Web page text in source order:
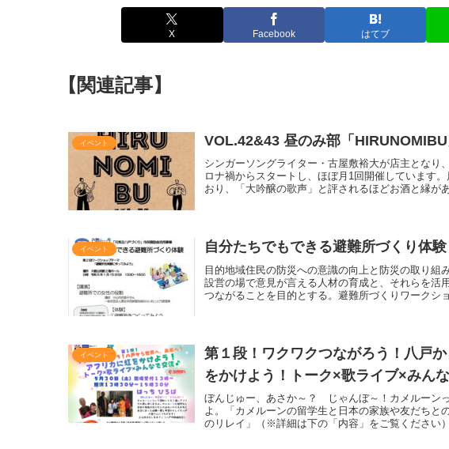
X Facebook はてブ
【関連記事】
イベント VOL.42&43 昼のみ部「HIRUNOMIBU
シンガーソングライター・古屋敷裕大が店主となり
ロナ禍からスタートし、ほぼ月1回開催しています
おり、「大吟醸の歌声」と評されるほどお酒と縁が
イベント 自分たちでもできる避難所づくり体験
目的地域住民の防災への意識の向上と防災の取り組
設営の場で意見が言える人材の育成と、それらを活
つながることを目的とする。避難所づくりワークシ
イベント
第１段！ワクワクつながろう！八戸
をかけよう！トーク×歌ライブ×みんな
ぼんじゅー、あさか～？ じゃんぼ～！カメルーン
よ。「カメルーンの留学生と日本の家族や友だちと
のリレイ」（※詳細は下の「内容」をご覧ください